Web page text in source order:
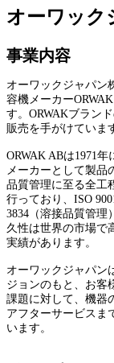
オーワック
事業内容
オーワックジャパン
容機メーカー
す。ORWAKブラン
販売を手がけていま
ORWAK ABは1971
メーカーとして製品
品質管理に至る全工
行っており、ISO
3834（溶接品質管理
久性は世界の市場で
実績があります。
オーワックジャパン
ジョンのもと、お客
課題に対して、機器
アフターサービスま
います。